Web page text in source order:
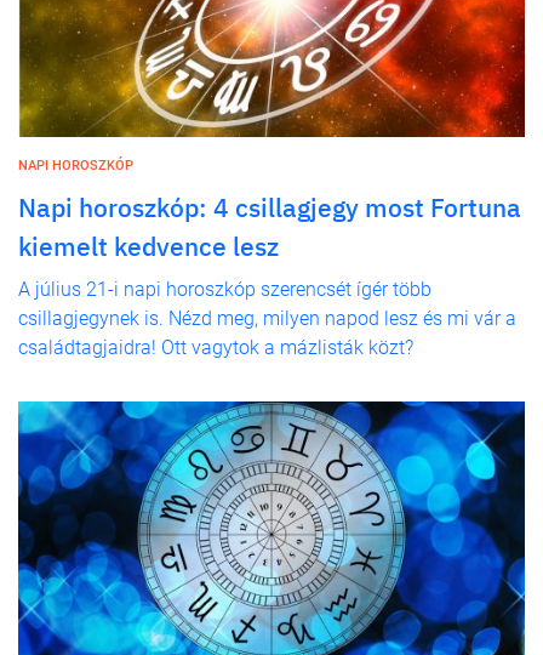
NAPI HOROSZKÓP
Napi horoszkóp: 4 csillagjegy most Fortuna
kiemelt kedvence lesz
A július 21-i napi horoszkóp szerencsét ígér több
csillagjegynek is. Nézd meg, milyen napod lesz és mi vár a
családtagjaidra! Ott vagytok a mázlisták közt?